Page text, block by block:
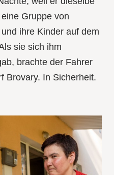
Gruppe von
ihre Kinder auf dem
sie sich ihm
brachte der Fahrer
Brovary. In Sicherheit.